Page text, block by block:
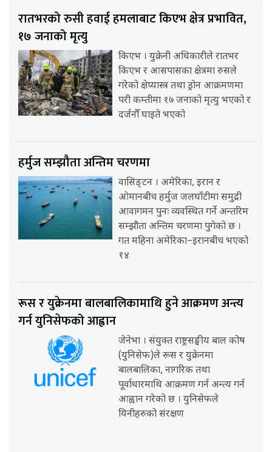
रातभरको रुसी हवाई हमलाबाट किएभ क्षेत्र प्रभावित,
१७ जनाको मृत्यु
किएभ । युक्रेनी अधिकारीले रातभर
किएभ र आसपासका क्षेत्रमा रुसले
गरेको क्षेप्यास्त्र तथा ड्रोन आक्रमणमा
परी कम्तीमा १७ जनाको मृत्यु भएको र
दर्जनौँ घाइते भएको
हर्मुज सम्झौता अन्तिम चरणमा
वासिङ्टन । अमेरिका, इरान र
ओमानबीच हर्मुज जलघाँटीमा समुद्री
आवागमन पुनः व्यवस्थित गर्ने अन्तरिम
सम्झौता अन्तिम चरणमा पुगेको छ ।
गत महिना अमेरिका–इरानबीच भएको
१४
रूस र युक्रेनमा बालबालिकामाथि हुने आक्रमण अन्त्य
गर्न युनिसेफको आह्वान
जेनेभा । संयुक्त राष्ट्रसङ्घीय बाल कोष
(युनिसेफ)ले रूस र युक्रेनमा
बालबालिका, नागरिक तथा
पूर्वाधारमाथि आक्रमण गर्न अन्त्य गर्न
आह्वान गरेको छ । युनिसेफले
यिनीहरुको संरक्षण